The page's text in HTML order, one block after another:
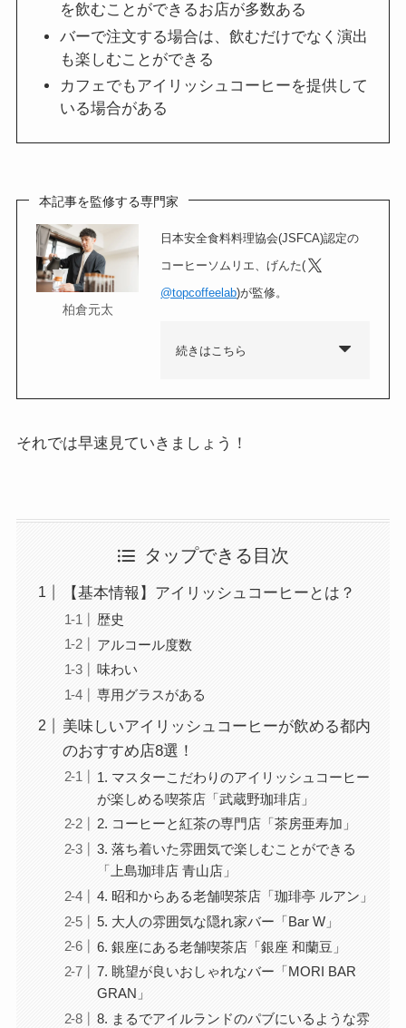
を飲むことができるお店が多数ある
バーで注文する場合は、飲むだけでなく演出
も楽しむことができる
カフェでもアイリッシュコーヒーを提供して
いる場合がある
本記事を監修する専門家
柏倉元太
日本安全食料料理協会(JSFCA)認定の
コーヒーソムリエ、げんた(
@topcoffeelab)が監修。
続きはこちら
それでは早速見ていきましょう！
タップできる目次
【基本情報】アイリッシュコーヒーとは？
歴史
アルコール度数
味わい
専用グラスがある
美味しいアイリッシュコーヒーが飲める都内
のおすすめ店8選！
1. マスターこだわりのアイリッシュコーヒー
が楽しめる喫茶店「武蔵野珈琲店」
2. コーヒーと紅茶の専門店「茶房亜寿加」
3. 落ち着いた雰囲気で楽しむことができる
「上島珈琲店 青山店」
4. 昭和からある老舗喫茶店「珈琲亭 ルアン」
5. 大人の雰囲気な隠れ家バー「Bar W」
6. 銀座にある老舗喫茶店「銀座 和蘭豆」
7. 眺望が良いおしゃれなバー「MORI BAR
GRAN」
8. まるでアイルランドのパブにいるような雰